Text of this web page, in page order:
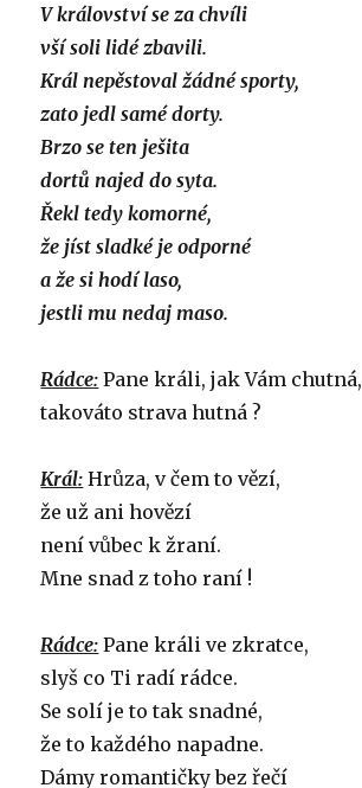
V království se za chvíli
vší soli lidé zbavili.
Král nepěstoval žádné sporty,
zato jedl samé dorty.
Brzo se ten ješita
dortů najed do syta.
Řekl tedy komorné,
že jíst sladké je odporné
a že si hodí laso,
jestli mu nedaj maso.
Rádce: Pane králi, jak Vám chutná,
takováto strava hutná ?
Král: Hrůza, v čem to vězí,
že už ani hovězí
není vůbec k žraní.
Mne snad z toho raní !
Rádce: Pane králi ve zkratce,
slyš co Ti radí rádce.
Se solí je to tak snadné,
že to každého napadne.
Dámy romantičky bez řečí